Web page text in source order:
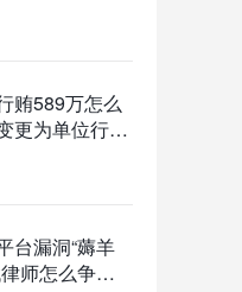
贿589万怎么
更为单位行贿
台漏洞“薅羊
师怎么争取